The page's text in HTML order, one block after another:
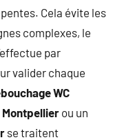
Cela évite les
complexes, le
par
valider chaque
WC
ou un
se traitent